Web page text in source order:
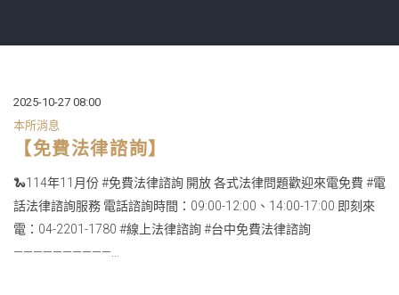
2025-10-27 08:00
本所消息
【免費法律諮詢】
🐍114年11月份 #免費法律諮詢 開放 各式法律問題歡迎來電免費 #電
話法律諮詢服務 電話諮詢時間：09:00-12:00、14:00-17:00 即刻來
電：04-2201-1780 #線上法律諮詢 #台中免費法律諮詢
——————————...